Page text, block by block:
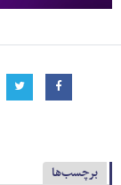
برچسب‌ها